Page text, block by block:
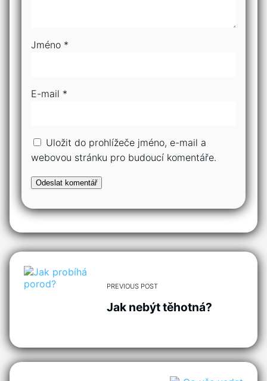
Jméno *
E-mail *
Uložit do prohlížeče jméno, e-mail a
webovou stránku pro budoucí komentáře.
PREVIOUS POST
Jak nebýt těhotná?